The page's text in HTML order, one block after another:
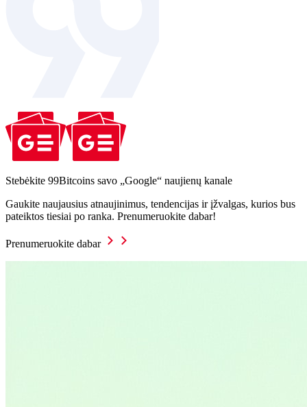
Stebėkite 99Bitcoins savo „Google“ naujienų kanale
Gaukite naujausius atnaujinimus, tendencijas ir įžvalgas, kurios bus
pateiktos tiesiai po ranka. Prenumeruokite dabar!
Prenumeruokite dabar